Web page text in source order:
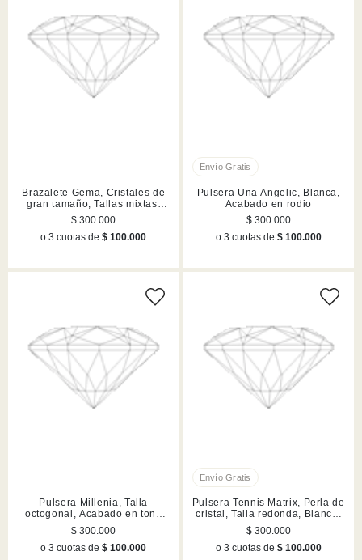
Brazalete Gema, Cristales de
gran tamaño, Tallas mixtas,
Lilas, Acabado en tono oro
$ 300.000
o 3 cuotas de$ 100.000
Pulsera Una Angelic, Blanca,
Acabado en rodio
$ 300.000
o 3 cuotas de $ 100.000
Pulsera Millenia, Talla
octogonal, Acabado en tono
oro
$ 300.000
o 3 cuotas de$ 100.000
Pulsera Tennis Matrix, Perla de
cristal, Talla redonda, Blanca,
Acabado en rodio
$ 300.000
o 3 cuotas de $ 100.000